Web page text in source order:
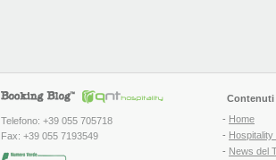
Telefono: +39 055 705718
Fax: +39 055 7193549
Contenuti
- Home
-
- News del